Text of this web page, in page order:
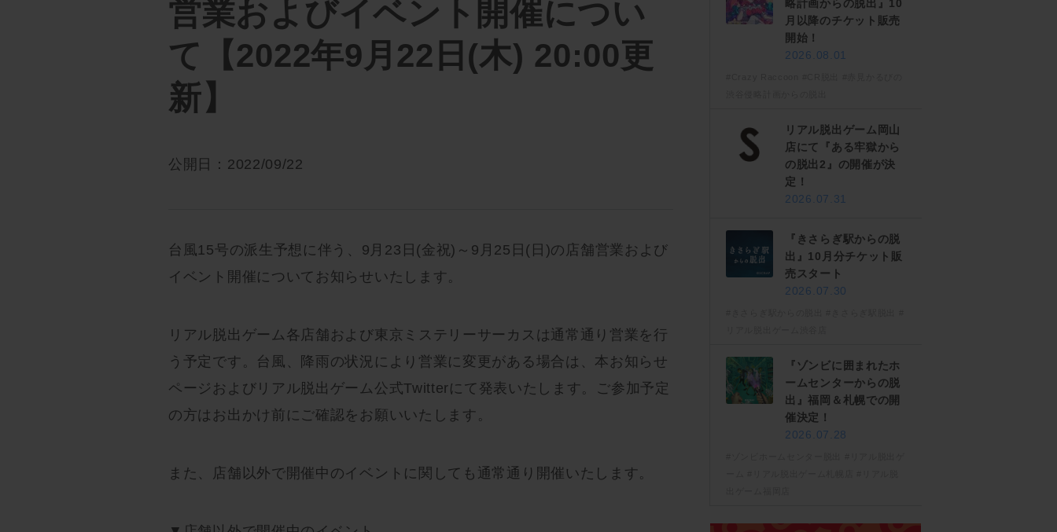
営業およびイベント開催につい
て【2022年9月22日(木) 20:00更
新】
公開日：2022/09/22
台風15号の派生予想に伴う、9月23日(金祝)～9月25日(日)の店舗営業および
イベント開催についてお知らせいたします。
リアル脱出ゲーム各店舗および東京ミステリーサーカスは通常通り営業を行
う予定です。台風、降雨の状況により営業に変更がある場合は、本お知らせ
ページおよびリアル脱出ゲーム公式Twitterにて発表いたします。ご参加予定
の方はお出かけ前にご確認をお願いいたします。
また、店舗以外で開催中のイベントに関しても通常通り開催いたします。
略計画からの脱出』10
月以降のチケット販売
開始！
2026.08.01
リアル脱出ゲーム岡山
店にて『ある牢獄から
の脱出2』の開催が決
定！
2026.07.31
『きさらぎ駅からの脱
出』10月分チケット販
売スタート
2026.07.30
『ゾンビに囲まれたホ
ームセンターからの脱
出』福岡＆札幌での開
催決定！
2026.07.28